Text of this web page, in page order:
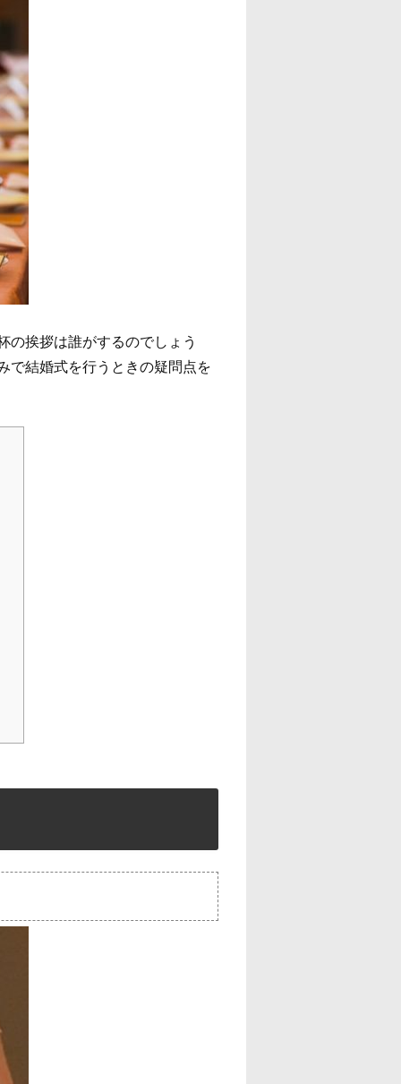
の挨拶は誰がするのでしょう
で結婚式を行うときの疑問点を